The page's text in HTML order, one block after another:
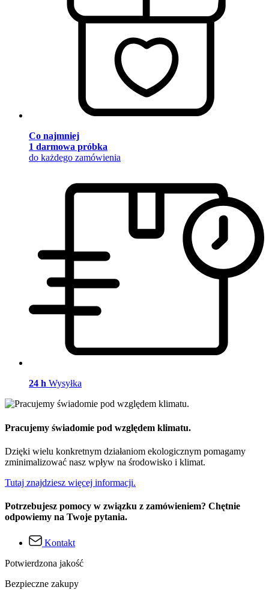
Co najmniej
1 darmowa próbka
do każdego zamówienia
24 h Wysyłka
Pracujemy świadomie pod względem klimatu.
Dzięki wielu konkretnym działaniom ekologicznym pomagamy
zminimalizować nasz wpływ na środowisko i klimat.
Tutaj znajdziesz więcej informacji.
Potrzebujesz pomocy w związku z zamówieniem? Chętnie
odpowiemy na Twoje pytania.
Kontakt
Potwierdzona jakość
Bezpieczne zakupy